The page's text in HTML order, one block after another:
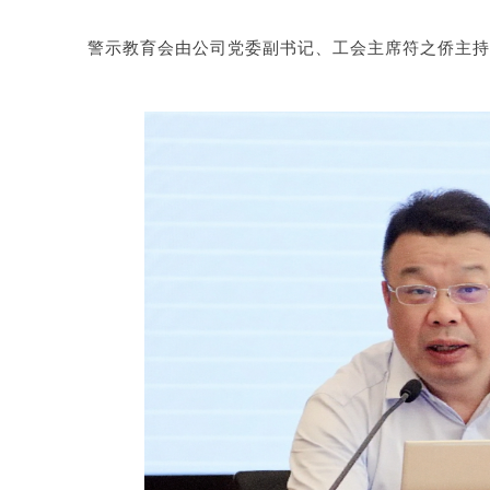
警示教育会由公司党委副书记、工会主席符之侨主